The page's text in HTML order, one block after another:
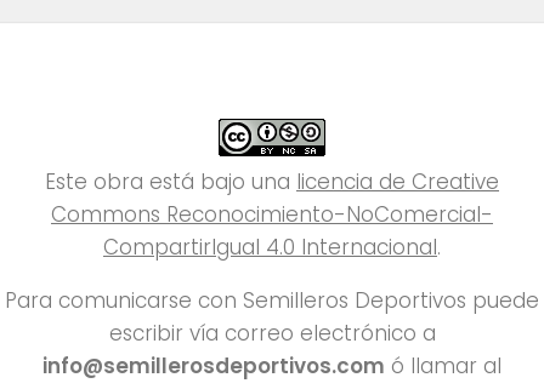
Este obra está bajo una licencia de Creative
Commons Reconocimiento-NoComercial-
CompartirIgual 4.0 Internacional.
Para comunicarse con Semilleros Deportivos puede
escribir vía correo electrónico a
info@semillerosdeportivos.com ó llamar al